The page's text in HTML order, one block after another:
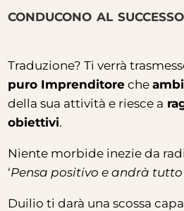
conducono al successo
Traduzione? Ti verrà
puro Imprenditore che
della sua attività e riesce a
obiettivi.
Niente morbide inezie da
‘Pensa positivo e andrà
Duilio ti darà una scossa